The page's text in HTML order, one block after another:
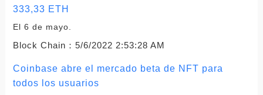
333,33 ETH
El 6 de mayo.
Block Chain： 5/6/2022 2:53:28 AM
Coinbase abre el mercado beta de NFT para
todos los usuarios